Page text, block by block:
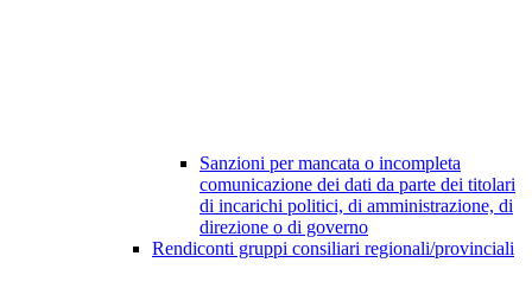
Sanzioni per mancata o incompleta
comunicazione dei dati da parte dei titolari
di incarichi politici, di amministrazione, di
direzione o di governo
Rendiconti gruppi consiliari regionali/provinciali